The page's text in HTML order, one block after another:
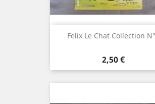
Felix Le Chat Collection
Prix
2,50 €